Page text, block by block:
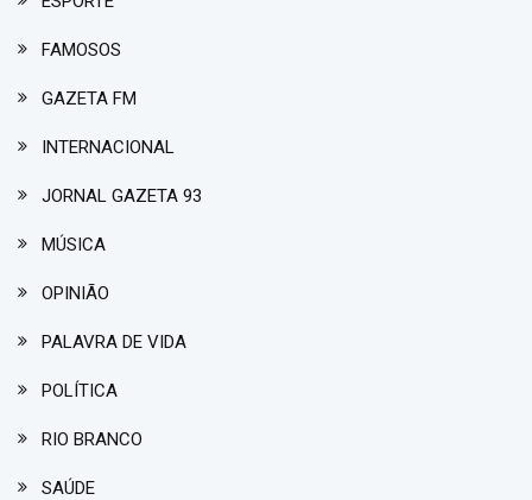
FAMOSOS
GAZETA FM
INTERNACIONAL
JORNAL GAZETA 93
MÚSICA
OPINIÃO
PALAVRA DE VIDA
POLÍTICA
RIO BRANCO
SAÚDE